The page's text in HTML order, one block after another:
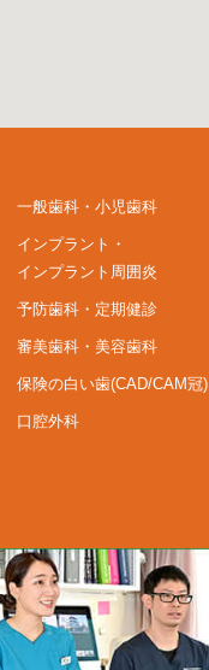
一般歯科・小児歯科
インプラント・
インプラント周囲炎
予防歯科・定期健診
審美歯科・美容歯科
保険の白い歯(CAD/CAM冠)
口腔外科